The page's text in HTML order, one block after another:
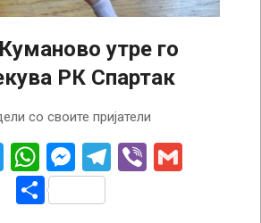
утре го
РК Спартак
со своите пријатели
Twitter
WhatsApp
Messenger
Telegram
Viber
Share